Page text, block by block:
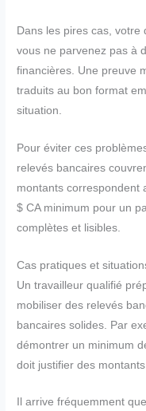
Dans les pires cas,
vous ne parvenez pas à
financières. Une preuve
traduits au bon format
situation.
Pour éviter ces
relevés bancaires
montants correspondent
$ CA minimum pour un
complètes et lisibles.
Cas pratiques et
Un travailleur qualifié
mobiliser des relevés
bancaires solides. Par
démontrer un minimum
doit justifier des
Il arrive fréquemment